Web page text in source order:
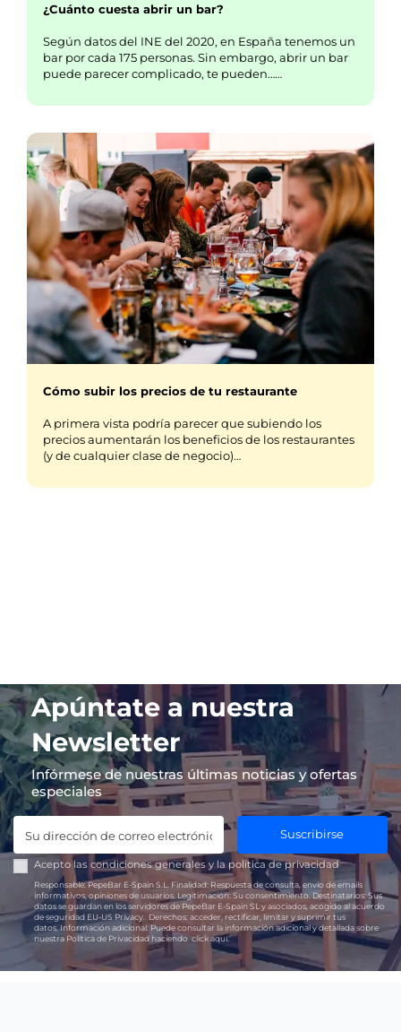
¿Cuánto cuesta abrir un bar?
Según datos del INE del 2020, en España tenemos un
bar por cada 175 personas. Sin embargo, abrir un bar
puede parecer complicado, te pueden……
Cómo subir los precios de tu restaurante
A primera vista podría parecer que subiendo los
precios aumentarán los beneficios de los restaurantes
(y de cualquier clase de negocio)…
Apúntate a nuestra
Newsletter
Infórmese de nuestras últimas noticias y ofertas
especiales
Suscribirse
Acepto las condiciones generales y lapolítica de privacidad
Responsable:PepeBar E-Spain S.L. Finalidad: Respuesta de consulta, envío de emails
informativos, opiniones de usuarios. Legitimación: Su consentimiento. Destinatarios:Sus
datos se guardan en los servidores de PepeBar E-Spain SL y asociados, acogido al acuerdo
de seguridad EU-US Privacy.
Derechos: acceder, rectificar, limitar y suprimir tus
datos.Información adicional:Puede consultar la información adicional y detallada sobre
nuestra Política de Privacidad haciendoclick aquí.